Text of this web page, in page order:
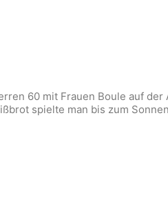
60 mit Frauen Boule auf der
spielte man bis zum